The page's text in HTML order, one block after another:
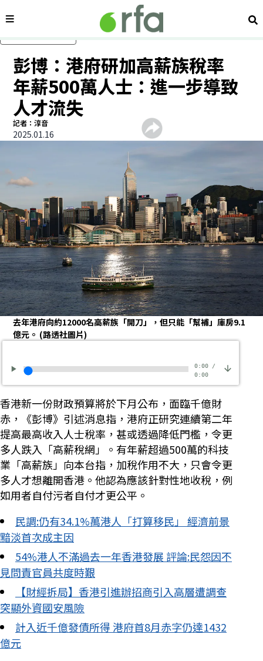
內容分類 搜
彭博：港府研加高薪族稅率
年薪500萬人士：進一步導致
人才流失
記者：淳音
2025.01.16
去年港府向約12000名高薪族「開刀」，但只能「幫補」庫房9.1
億元。 (路透社圖片)
0:00/
0:00
香港新一份財政預算將於下月公布，面臨千億財
赤，《彭博》引述消息指，港府正研究連續第二年
提高最高收入人士稅率，甚或透過降低門檻，令更
多人跌入「高薪稅網」。有年薪超過500萬的科技
業「高薪族」向本台指，加稅作用不大，只會令更
多人才想離開香港。他認為應該針對性地收稅，例
如用者自付污者自付才更公平。
民調:仍有34.1%萬港人「打算移民」 經濟前景
黯淡首次成主因
54%港人不滿過去一年香港發展 評論:民怨因不
見問責官員共度時艱
【財經拆局】香港引進辦招商引入高層遭調查
突顯外資國安風險
計入近千億發債所得 港府首8月赤字仍達1432
億元